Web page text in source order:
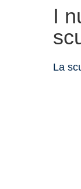
I
La